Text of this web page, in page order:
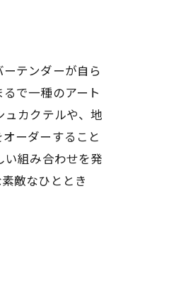
テンダーが自ら
で一種のアート
ュカクテルや、地
ーダーすること
い組み合わせを発
敵なひととき